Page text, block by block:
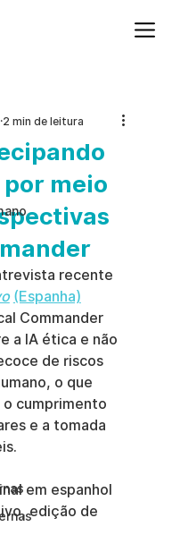
meio
2 min de leitura
recente
(Espanha)
Commander
a IA ética e não
de riscos
o que
cumprimento
e a tomada
em espanhol
edição de